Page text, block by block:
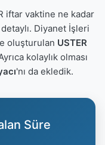
iftar vaktine ne kadar
detaylı. Diyanet İşleri
oluşturulan USTER
kolaylık olması
'nı da ekledik.
Süre